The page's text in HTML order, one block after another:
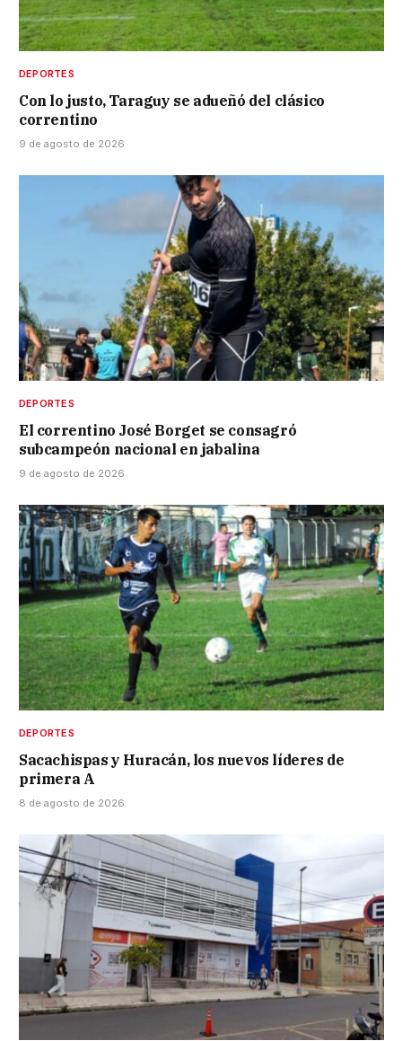
DEPORTES
Con lo justo, Taraguy se adueñó del clásico
correntino
9 de agosto de 2026
DEPORTES
El correntino José Borget se consagró
subcampeón nacional en jabalina
9 de agosto de 2026
DEPORTES
Sacachispas y Huracán, los nuevos líderes de
primera A
8 de agosto de 2026